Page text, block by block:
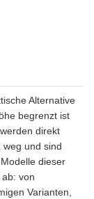
Alternative
begrenzt ist
direkt
und sind
dieser
von
Varianten,